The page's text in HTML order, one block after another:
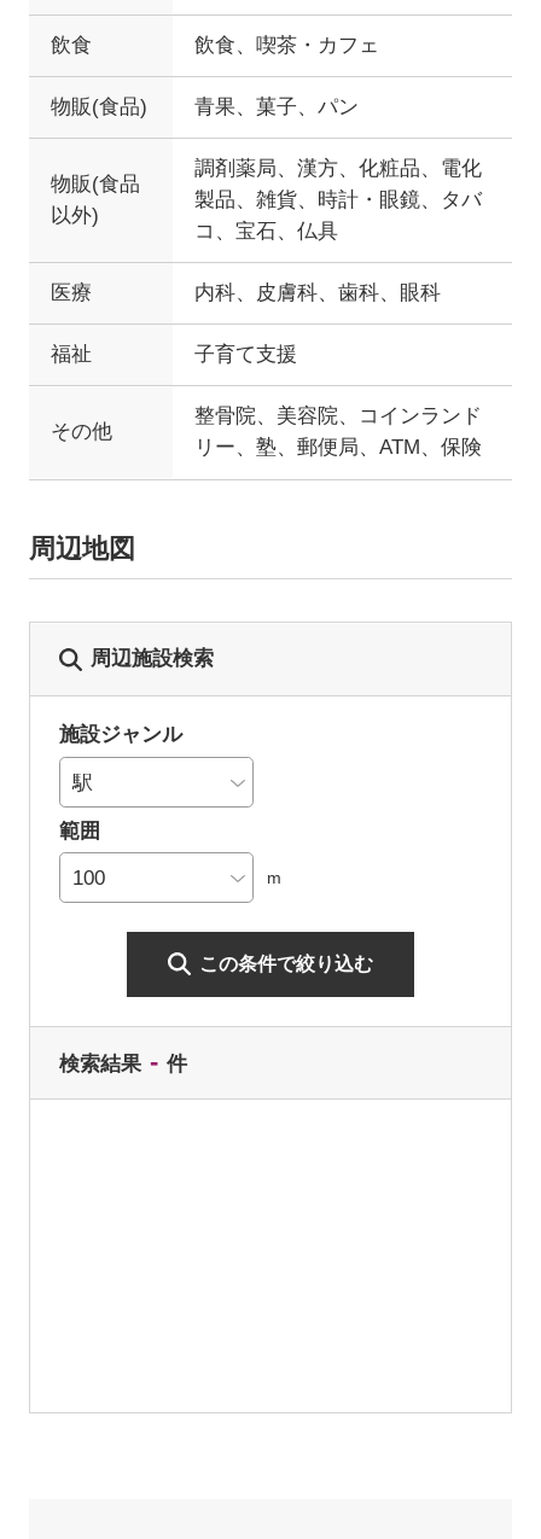
飲食 飲食、喫茶・カフェ
物販(食品) 青果、菓子、パン
物販(食品
以外)
調剤薬局、漢方、化粧品、電化
製品、雑貨、時計・眼鏡、タバ
コ、宝石、仏具
医療 内科、皮膚科、歯科、眼科
福祉 子育て支援
その他
整骨院、美容院、コインランド
リー、塾、郵便局、ATM、保険
周辺地図
周辺施設検索
施設ジャンル
範囲
m
この条件で絞り込む
検索結果 - 件